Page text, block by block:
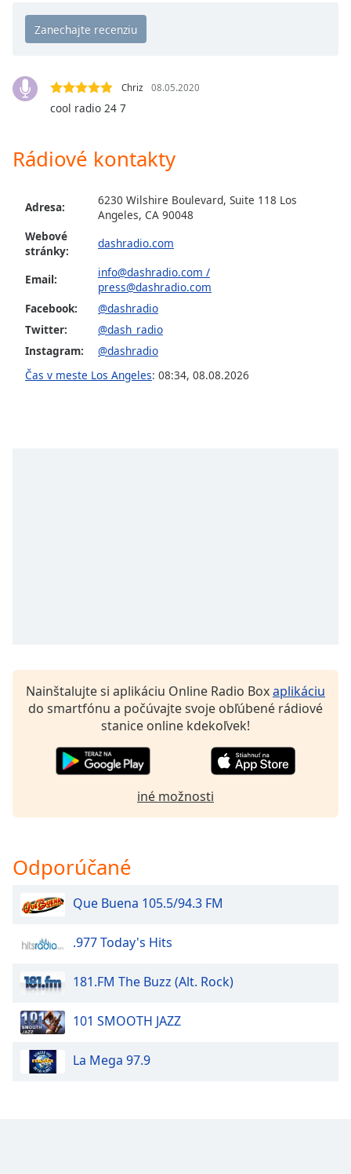
descriptions
off,
Subtitles
subtitles
subtitles
subtitles
off,
selected
Audio
in-
Picture
Color
Background
Opacity
Area
Color
Opacity
Chriz 08.05.2020
cool radio 24 7
Rádiové kontakty
Adresa:
6230 Wilshire Boulevard, Suite 118 Los
Angeles, CA 90048
Webové
stránky:
dashradio.com
Email: info@dashradio.com /
press@dashradio.com
Facebook:
@dashradio
Twitter:
@dash_radio
Instagram:
@dashradio
Čas v meste Los Angeles: 08:34, 08.08.2026
Nainštalujte si aplikáciu Online Radio Boxaplikáciu
do smartfónu a počúvajte svoje obľúbené rádiové
stanice online kdekoľvek!
iné možnosti
Odporúčané
Que Buena 105.5/94.3 FM
.977 Today's Hits
181.FM The Buzz (Alt. Rock)
101 SMOOTH JAZZ
La Mega 97.9